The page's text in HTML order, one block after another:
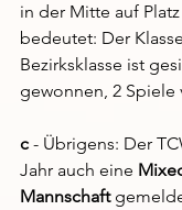
in der Mitte auf Platz
bedeutet: Der
Bezirksklasse ist
gewonnen, 2 Spiele
c - Übrigens: Der
Jahr auch eine
Mannschaft